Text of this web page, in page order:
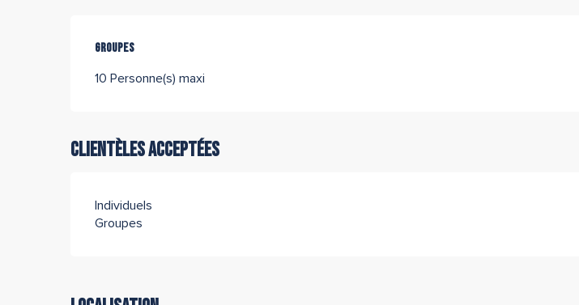
Groupes
Groupes
10 Personne(s) maxi
Clientèles acceptées
Individuels
Groupes